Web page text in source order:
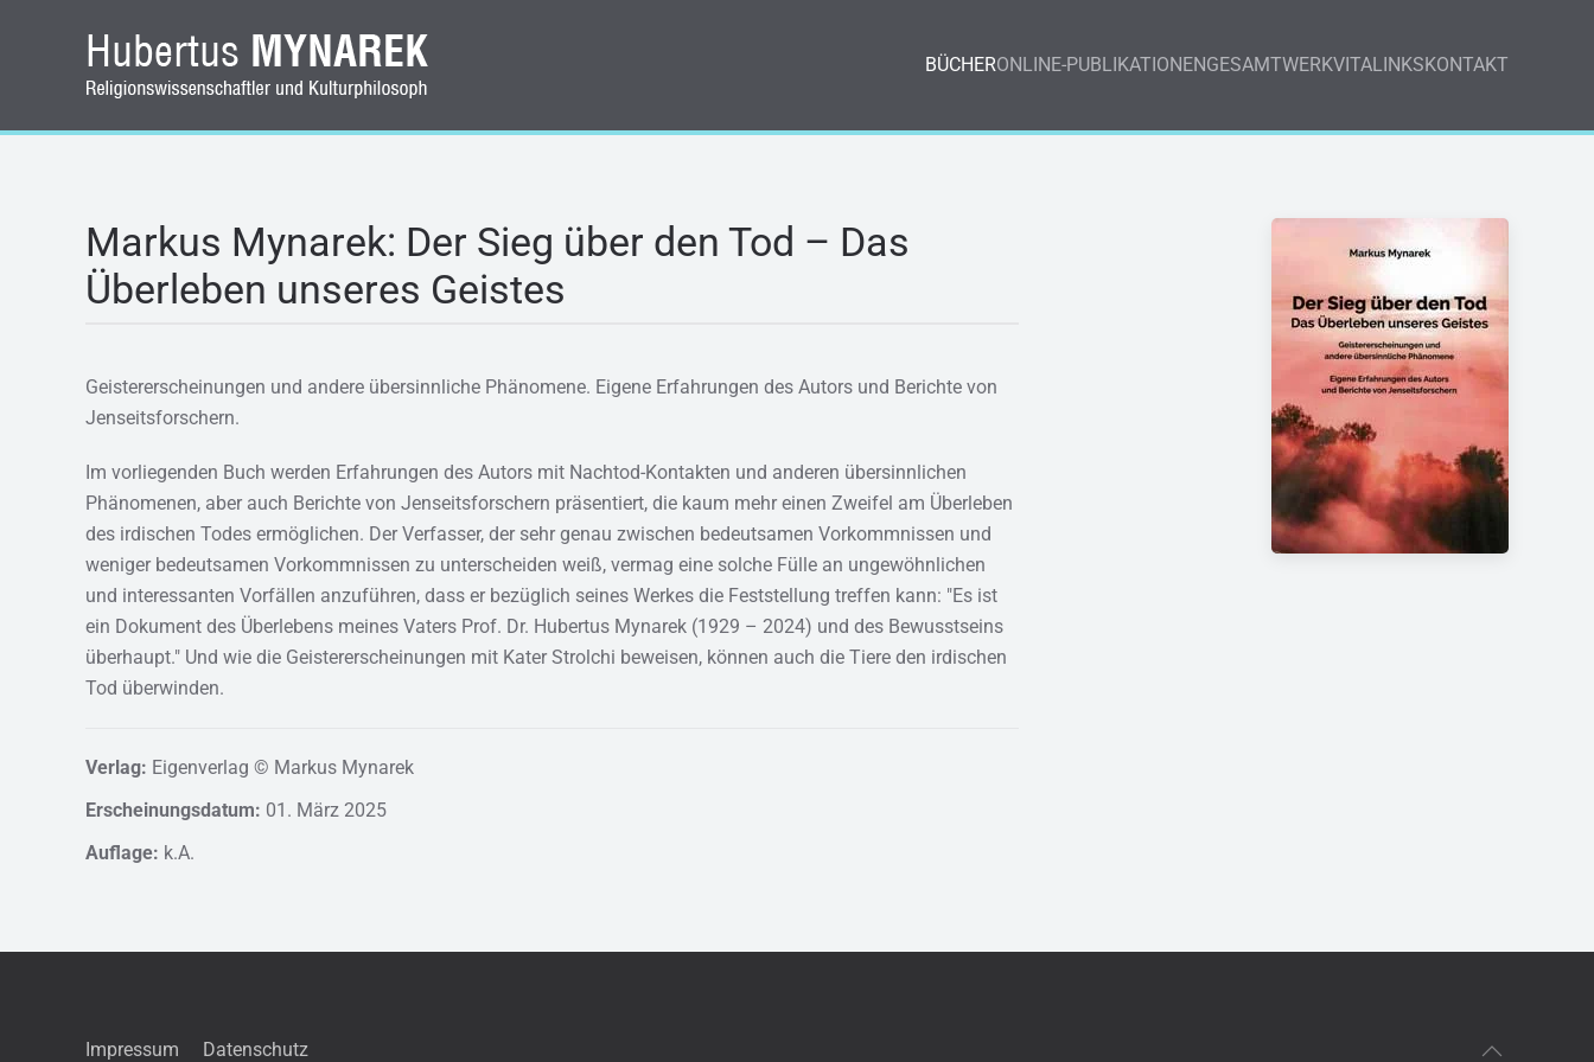
Zum Hauptinhalt springen BÜCHERONLINE-PUBLIKATIONENGESAMTWERKVITALINKSKONTAKT
Markus Mynarek: Der Sieg über den Tod – Das
Überleben unseres Geistes
Geistererscheinungen und andere übersinnliche Phänomene. Eigene Erfahrungen des Autors und Berichte von
Jenseitsforschern.
Im vorliegenden Buch werden Erfahrungen des Autors mit Nachtod-Kontakten und anderen übersinnlichen
Phänomenen, aber auch Berichte von Jenseitsforschern präsentiert, die kaum mehr einen Zweifel am Überleben
des irdischen Todes ermöglichen. Der Verfasser, der sehr genau zwischen bedeutsamen Vorkommnissen und
weniger bedeutsamen Vorkommnissen zu unterscheiden weiß, vermag eine solche Fülle an ungewöhnlichen
und interessanten Vorfällen anzuführen, dass er bezüglich seines Werkes die Feststellung treffen kann: "Es ist
ein Dokument des Überlebens meines Vaters Prof. Dr. Hubertus Mynarek (1929 – 2024) und des Bewusstseins
überhaupt." Und wie die Geistererscheinungen mit Kater Strolchi beweisen, können auch die Tiere den irdischen
Tod überwinden.
Verlag: Eigenverlag © Markus Mynarek
Erscheinungsdatum: 01. März 2025
Auflage: k.A.
Impressum Datenschutz